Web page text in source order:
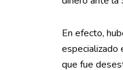
En efecto,
especializado
que fue